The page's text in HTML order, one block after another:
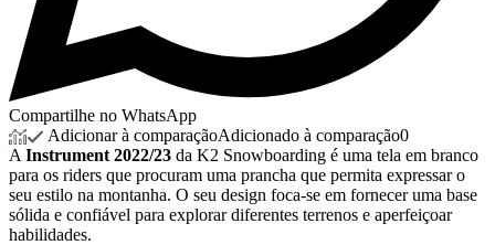
Compartilhe no WhatsApp
Adicionar à comparaçãoAdicionado à comparação0
A Instrument 2022/23 da K2 Snowboarding é uma tela em branco
para os riders que procuram uma prancha que permita expressar o
seu estilo na montanha. O seu design foca-se em fornecer uma base
sólida e confiável para explorar diferentes terrenos e aperfeiçoar
habilidades.